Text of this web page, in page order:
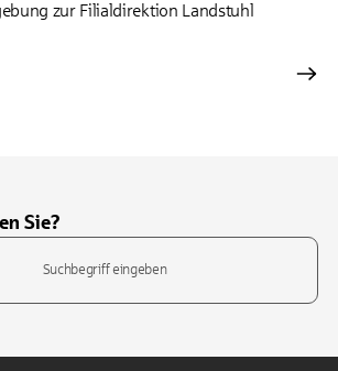
zur Filialdirektion Landstuhl
Sie?